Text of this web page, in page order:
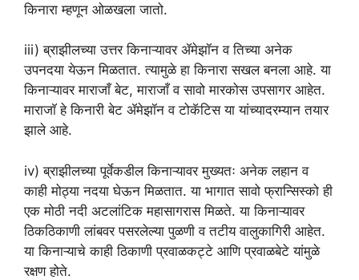
किनारा म्हणून ओळखला जातो.
iii) ब्राझीलच्या उत्तर किनाऱ्यावर ॲमेझॉन व तिच्या अनेक
उपनदया येऊन मिळतात. त्यामुळे हा किनारा सखल बनला आहे. या
किनाऱ्यावर माराजाँ बेट, माराजाँ व सावो मारकोस उपसागर आहेत.
माराजाॅ हे किनारी बेट ॲमेझॉन व टोकॅटिस या यांच्यादरम्यान तयार
झाले आहे.
iv) ब्राझीलच्या पूर्वेकडील किनाऱ्यावर मुख्यतः अनेक लहान व
काही मोठ्या नदया घेऊन मिळतात. या भागात सावो फ्रान्सिस्को ही
एक मोठी नदी अटलांटिक महासागरास मिळते. या किनाऱ्यावर
ठिकठिकाणी लांबवर पसरलेल्या पुळणी व तटीय वालुकागिरी आहेत.
या किनाऱ्याचे काही ठिकाणी प्रवाळकट्टे आणि प्रवाळबेटे यांमुळे
रक्षण होते.